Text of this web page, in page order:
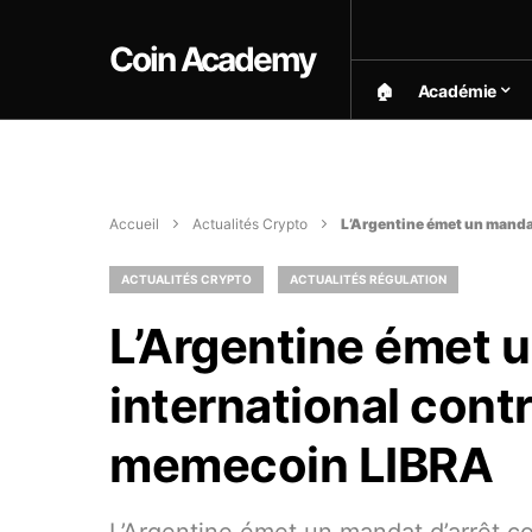
Coin Academy
🏠︎ Académie
Accueil Actualités Crypto L’Argentine émet un
ACTUALITÉS CRYPTO ACTUALITÉS RÉGULATION
L’Argentine émet
international
memecoin LIBRA